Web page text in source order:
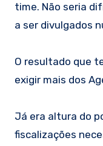
time. Não seria
a ser divulgados
O resultado que
exigir mais dos
Já era altura do
fiscalizações